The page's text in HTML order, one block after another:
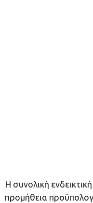
Η συνολική
προμήθεια